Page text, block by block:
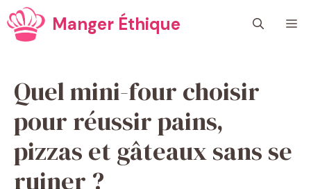
Aller
au
contenu
Manger Éthique
Quel mini-four choisir
pour réussir pains,
pizzas et gâteaux sans se
ruiner ?